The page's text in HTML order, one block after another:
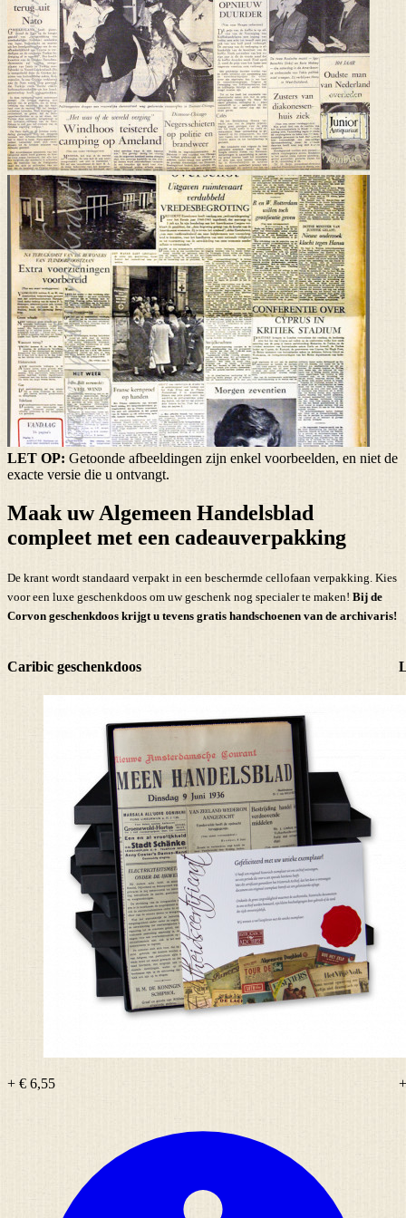
LET OP: Getoonde afbeeldingen zijn enkel voorbeelden, en niet de
exacte versie die u ontvangt.
Maak uw Algemeen Handelsblad
compleet met een cadeauverpakking
De krant wordt standaard verpakt in een beschermde cellofaan verpakking. Kies
voor een luxe geschenkdoos om uw geschenk nog specialer te maken! Bij de
Corvon geschenkdoos krijgt u tevens gratis handschoenen van de archivaris!
Caribic geschenkdoos
+ € 6,55